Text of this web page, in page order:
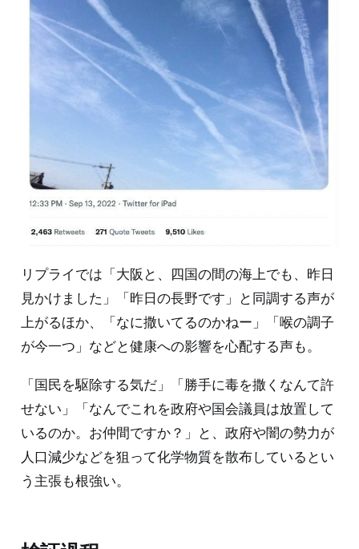
リプライでは「大阪と、四国の間の海上でも、昨日
見かけました」「昨日の長野です」と同調する声が
上がるほか、「なに撒いてるのかねー」「喉の調子
が今一つ」などと健康への影響を心配する声も。
「国民を駆除する気だ」「勝手に毒を撒くなんて許
せない」「なんでこれを政府や国会議員は放置して
いるのか。お仲間ですか？」と、政府や闇の勢力が
人口減少などを狙って化学物質を散布しているとい
う主張も根強い。